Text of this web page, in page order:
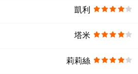
凱利
塔米
莉莉絲